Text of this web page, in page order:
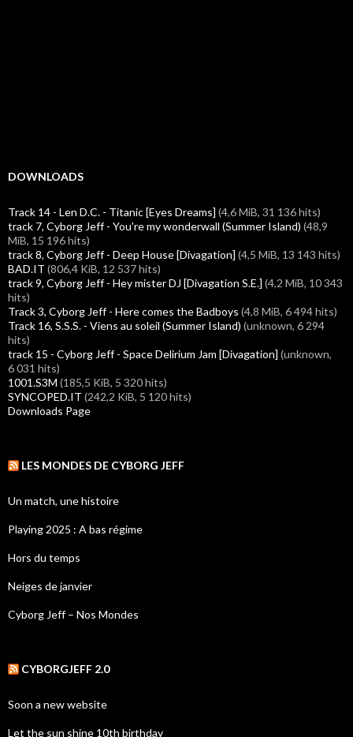
DOWNLOADS
Track 14 - Len D.C. - Titanic [Eyes Dreams] (4,6 MiB, 31 136 hits)
track 7, Cyborg Jeff - You're my wonderwall (Summer Island) (48,9
MiB, 15 196 hits)
track 8, Cyborg Jeff - Deep House [Divagation] (4,5 MiB, 13 143 hits)
BAD.IT (806,4 KiB, 12 537 hits)
track 9, Cyborg Jeff - Hey mister DJ [Divagation S.E.] (4,2 MiB, 10 343
hits)
Track 3, Cyborg Jeff - Here comes the Badboys (4,8 MiB, 6 494 hits)
Track 16, S.S.S. - Viens au soleil (Summer Island) (unknown, 6 294
hits)
track 15 - Cyborg Jeff - Space Delirium Jam [Divagation] (unknown,
6 031 hits)
1001.S3M (185,5 KiB, 5 320 hits)
SYNCOPED.IT (242,2 KiB, 5 120 hits)
Downloads Page
LES MONDES DE CYBORG JEFF
Un match, une histoire
Playing 2025 : A bas régime
Hors du temps
Neiges de janvier
Cyborg Jeff – Nos Mondes
CYBORGJEFF 2.0
Soon a new website
Let the sun shine 10th birthday